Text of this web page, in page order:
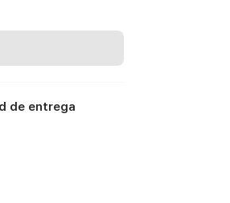
de entrega